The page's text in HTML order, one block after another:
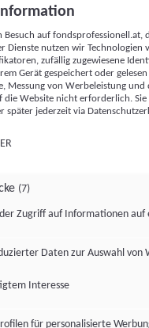
von Werbeleistung
Kennungen (z. B. login-
mit anderen
usw.) auf
ausgelesen werden, um es
App oder einer Webseite
der hier aufgeführten
Besuch auf
Dienste nutzen wir Technologien
zufällig zugewiesene
Gerät gespeichert oder
Messung von Werbeleistung
Website nicht erforderlich.
später jederzeit via
(7)
Zugriff auf Informationen auf
Daten zur Auswahl von
Interesse
für personalisierte